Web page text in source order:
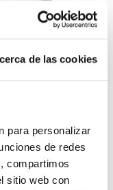
de las cookies
para personalizar
de redes
compartimos
sitio web con